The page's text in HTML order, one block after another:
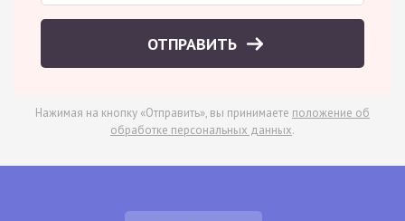
ОТПРАВИТЬ
Нажимая на кнопку «Отправить», вы принимаете положение об
обработке персональных данных.